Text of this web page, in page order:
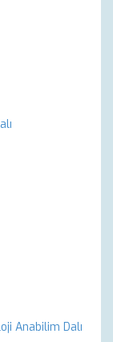
Anabilim Dalı